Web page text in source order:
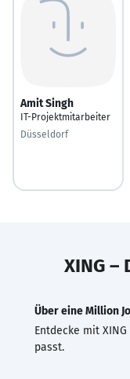
Amit Singh
IT-Projektmitarbeiter
Düsseldorf
XING –
Über eine Million
Entdecke mit
passt.